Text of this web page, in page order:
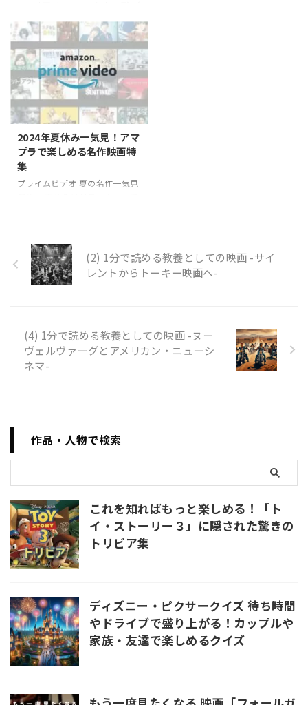
す。演技力とストーリーテリン
グの妙が際立つこれらの映画
は、観る ...
ィズニーランドは、ディズニ
ー・ピクサー映画の世界を体験
できる場所です。そのアトラク
ションには、多くのディズニ
ー・ピクサー映画がモチーフに
なっており、それらの映画を観
ることで、ディズニーランドで
の体験がさらに豊かなものにな
をエリアごとに分け、それぞれ
のアトラクションに対応する映
画を紹介します。 トゥーンタウ
ン トゥーンタウンは、キャラク
異常な ...
2024年夏休み一気見！アマ
プラで楽しめる名作映画特
集
プライムビデオ 夏の名作一気見
みの一つです。プライムビデオ
には、そんな夏休みにピッタリ
の作品がたくさん揃っていま
作品をお届けします。 この特集
では、プライムビデオで視聴で
きるおすすめの映画やドラマを
(2) 1分で読める教養としての映画 -サイ
レントからトーキー映画へ-
(4) 1分で読める教養としての映画 -ヌー
ヴェルヴァーグとアメリカン・ニューシ
ネマ-
作品・人物で検索
これを知ればもっと楽しめる！「ト
イ・ストーリー３」に隠された驚きの
トリビア集
ディズニー・ピクサークイズ 待ち時間
やドライブで盛り上がる！カップルや
家族・友達で楽しめるクイズ